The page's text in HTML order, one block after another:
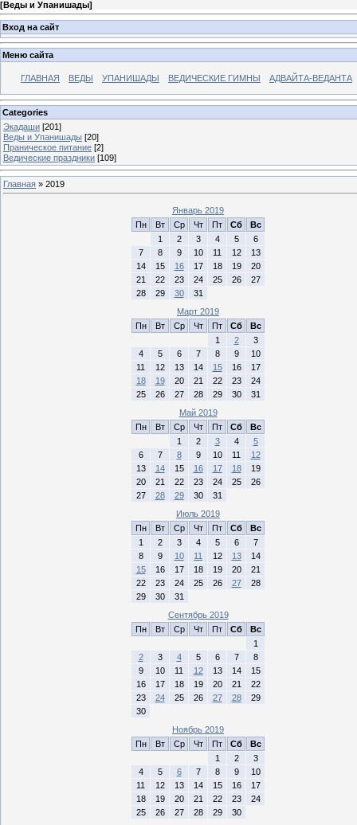
[Веды и Упанишады]
Вход на сайт
Меню сайта
ГЛАВНАЯ ВЕДЫ УПАНИШАДЫ ВЕДИЧЕСКИЕ ГИМНЫ АДВАЙТА-ВЕДАНТА
Categories
Экадаши [201]
Веды и Упанишады [20]
Праническое питание [2]
Ведические праздники [109]
Главная » 2019
Январь 2019
Пн
Вт Ср Чт Пт Сб
Вс
1
2 3 4 5
6
7
8 9 10 11 12
13
14
15 16 17 18 19
20
21
22 23 24 25 26
27
28
29 30
31
Март 2019
Пн
Вт Ср Чт Пт Сб
Вс
1
2
3
4
5 6 7 8 9
10
11
12 13 14 15 16
17
18
19 20 21 22 23
24
25
26 27 28 29 30
31
Май 2019
Пн
Вт Ср Чт Пт Сб
Вс
1
2 3 4
5
6
7 8 9 10 11
12
13
14 15 16 17 18
19
20
21 22 23 24 25
26
27
28 29 30
31
Июль 2019
Пн
Вт Ср Чт Пт Сб
Вс
1
2 3 4 5 6
7
8
9 10 11 12 13
14
15
16 17 18 19 20
21
22
23 24 25 26 27
28
29
30
31
Сентябрь 2019
Пн
Вт Ср Чт Пт Сб
Вс
1
2
3 4 5 6 7
8
9
10 11 12 13 14
15
16
17 18 19 20 21
22
23
24 25 26 27 28
29
30
Ноябрь 2019
Пн
Вт Ср Чт Пт Сб
Вс
1
2
3
4
5 6 7 8 9
10
11
12 13 14 15 16
17
18
19 20 21 22 23
24
25
26 27 28 29 30